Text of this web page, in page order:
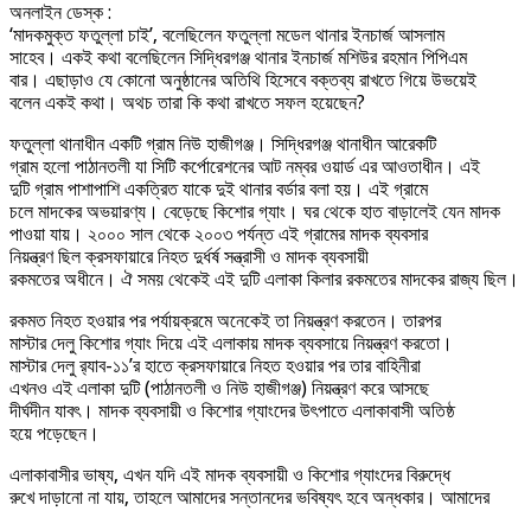
অনলাইন ডেস্ক :
‘মাদকমুক্ত ফতুল্লা চাই’, বলেছিলেন ফতুল্লা মডেল থানার ইনচার্জ আসলাম
সাহেব। একই কথা বলেছিলেন সিদ্ধিরগঞ্জ থানার ইনচার্জ মশিউর রহমান পিপিএম
বার। এছাড়াও যে কোনো অনুষ্ঠানের অতিথি হিসেবে বক্তব্য রাখতে গিয়ে উভয়েই
বলেন একই কথা। অথচ তারা কি কথা রাখতে সফল হয়েছেন?
ফতুল্লা থানাধীন একটি গ্রাম নিউ হাজীগঞ্জ। সিদ্ধিরগঞ্জ থানাধীন আরেকটি
গ্রাম হলো পাঠানতলী যা সিটি কর্পোরেশনের আট নম্বর ওয়ার্ড এর আওতাধীন। এই
দুটি গ্রাম পাশাপাশি একত্রিত যাকে দুই থানার বর্ডার বলা হয়। এই গ্রামে
চলে মাদকের অভয়ারণ্য। বেড়েছে কিশোর গ্যাং। ঘর থেকে হাত বাড়ালেই যেন মাদক
পাওয়া যায়। ২০০০ সাল থেকে ২০০৩ পর্যন্ত এই গ্রামের মাদক ব্যবসার
নিয়ন্ত্রণ ছিল ক্রসফায়ারে নিহত দুর্ধর্ষ সন্ত্রাসী ও মাদক ব্যবসায়ী
রকমতের অধীনে। ঐ সময় থেকেই এই দুটি এলাকা কিলার রকমতের মাদকের রাজ্য ছিল।
রকমত নিহত হওয়ার পর পর্যায়ক্রমে অনেকেই তা নিয়ন্ত্রণ করতেন। তারপর
মাস্টার দেলু কিশোর গ্যাং দিয়ে এই এলাকায় মাদক ব্যবসায়ে নিয়ন্ত্রণ করতো।
মাস্টার দেলু র‌্যাব-১১’র হাতে ক্রসফায়ারে নিহত হওয়ার পর তার বাহিনীরা
এখনও এই এলাকা দুটি (পাঠানতলী ও নিউ হাজীগঞ্জ) নিয়ন্ত্রণ করে আসছে
দীর্ঘদীন যাবৎ। মাদক ব্যবসায়ী ও কিশোর গ্যাংদের উৎপাতে এলাকাবাসী অতিষ্ঠ
হয়ে পড়েছেন।
এলাকাবাসীর ভাষ্য, এখন যদি এই মাদক ব্যবসায়ী ও কিশোর গ্যাংদের বিরুদ্ধে
রুখে দাড়ানো না যায়, তাহলে আমাদের সন্তানদের ভবিষ্যৎ হবে অন্ধকার। আমাদের